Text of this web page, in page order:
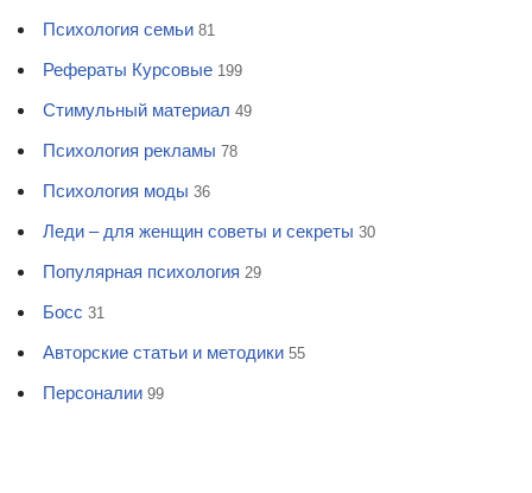
Психология семьи 81
Рефераты Курсовые 199
Стимульный материал 49
Психология рекламы 78
Психология моды 36
Леди – для женщин советы и секреты 30
Популярная психология 29
Босс 31
Авторские статьи и методики 55
Персоналии 99